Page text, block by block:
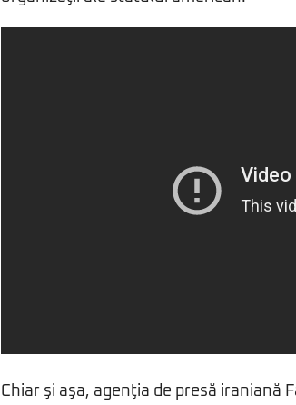
Chiar şi aşa, agenţia de presă iraniană